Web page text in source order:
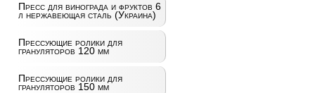
Пресс для винограда и фруктов 6
л нержавеющая сталь (Украина)
Прессующие ролики для
грануляторов 120 мм
Прессующие ролики для
грануляторов 150 мм